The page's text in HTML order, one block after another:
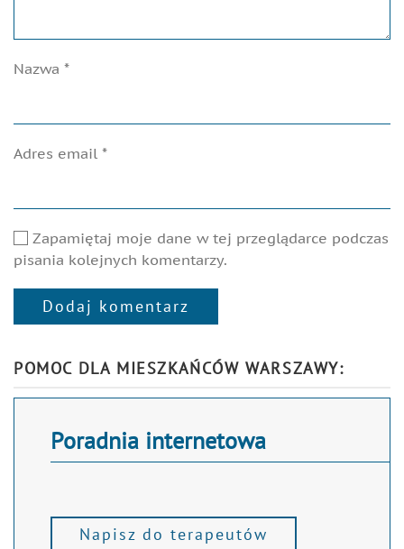
Nazwa *
Adres email *
Zapamiętaj moje dane w tej przeglądarce podczas
pisania kolejnych komentarzy.
Dodaj komentarz
POMOC DLA MIESZKAŃCÓW WARSZAWY:
Poradnia internetowa
Napisz do terapeutów